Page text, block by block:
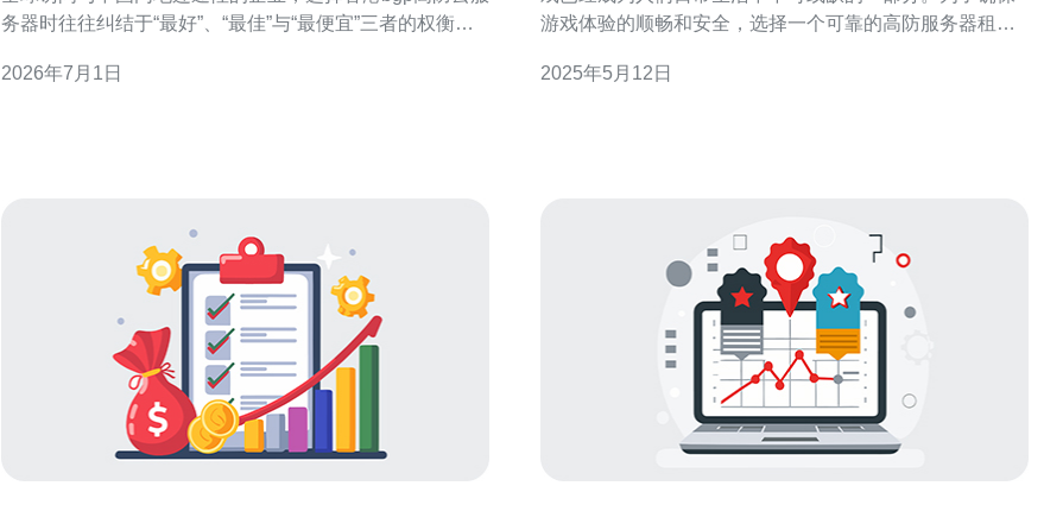
务器时往往纠结于“最好”、“最佳”与“最便宜”三者的权衡。
洗能力）、低延迟直连；最佳则是结合业务场景（静态内
2026年7月1日
游戏体验的顺畅和安全，选择一个可靠的高防服务器租用
您提供最佳的游戏体验。 高防服务器是一种具有强大防御
2025年5月12日